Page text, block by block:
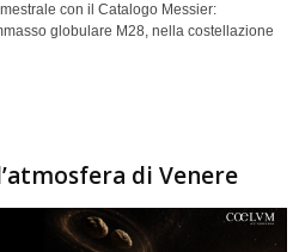
con il Catalogo Messier:
globulare M28, nella costellazione
di Venere